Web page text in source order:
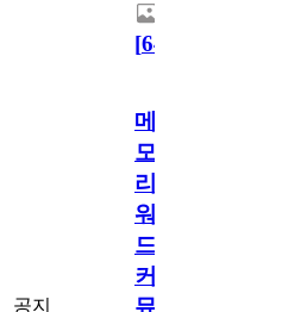
[64
공지
메
모
리
워
드
커